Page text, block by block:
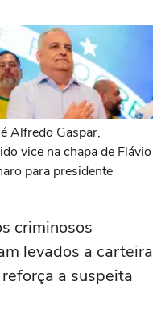
Alfredo Gaspar,
vice na chapa de Flávio
para presidente
criminosos
levados a carteira
a suspeita